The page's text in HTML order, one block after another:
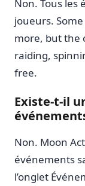
Non. Tous
joueurs.
more, but the
raiding,
free.
Existe-t-il
Non. Moon
événements
l’onglet